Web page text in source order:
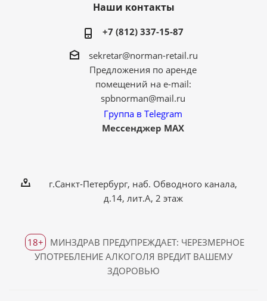
Наши контакты
+7 (812) 337-15-87
sekretar@norman-retail.ru
Предложения по аренде
помещений на e-mail:
spbnorman@mail.ru
Группа в Telegram
Мессенджер MAX
г.Санкт-Петербург, наб. Обводного канала,
д.14, лит.А, 2 этаж
18+
МИНЗДРАВ ПРЕДУПРЕЖДАЕТ: ЧЕРЕЗМЕРНОЕ
УПОТРЕБЛЕНИЕ АЛКОГОЛЯ ВРЕДИТ ВАШЕМУ
ЗДОРОВЬЮ